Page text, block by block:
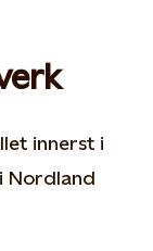
innerst i
Nordland